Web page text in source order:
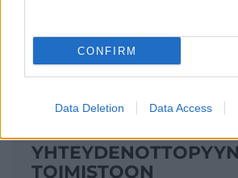
CONFIRM
Data Deletion Data Access
TOIMISTOON